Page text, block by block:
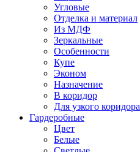
Угловые
Отделка и материал
Из МДФ
Зеркальные
Особенности
Купе
Эконом
Назначение
В коридор
Для узкого коридора
Гардеробные
Цвет
Белые